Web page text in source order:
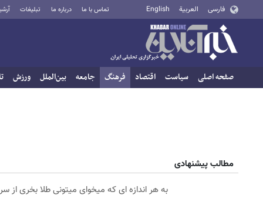
فارسی العربية English تماس با ما درباره ما تبلیغات
صفحه اصلی سیاست اقتصاد فرهنگ جامعه بین‌الملل ورزش
مطالب پیشنهادی
به هر اندازه ای که میخوای میتونی طلا بخری